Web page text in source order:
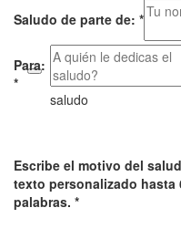
Saludo de parte de: *
Para:
*
saludo
Escribe el motivo del
texto personalizado hasta
palabras. *